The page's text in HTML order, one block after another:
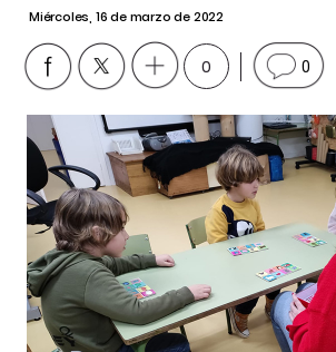
Miércoles, 16 de marzo de 2022
0 0